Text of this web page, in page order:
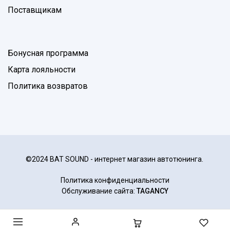
Поставщикам
Бонусная программа
Карта лояльности
Политика возвратов
©2024 BAT SOUND - интернет магазин автотюнинга.
Политика конфиденциальности
Обслуживание сайта: TAGANCY